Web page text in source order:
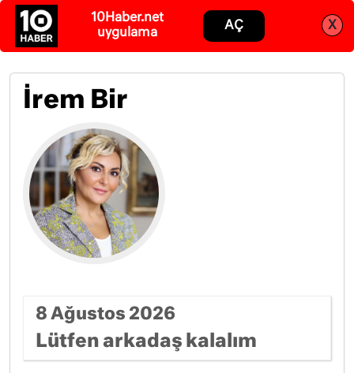
Abone ol Giriş
İrem Bir
8 Ağustos 2026
Lütfen arkadaş kalalım